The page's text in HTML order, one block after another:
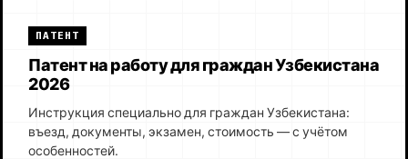
ПАТЕНТ
Патент на работу для граждан Узбекистана
2026
Инструкция специально для граждан Узбекистана:
въезд, документы, экзамен, стоимость — с учётом
особенностей.